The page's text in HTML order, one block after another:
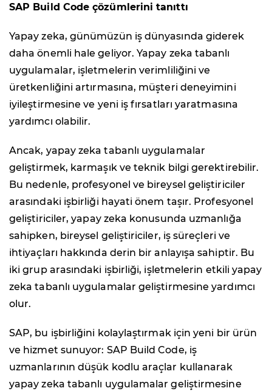
SAP Build Codeçözümlerini tanıttı
Yapay zeka, günümüzün iş dünyasında giderek
daha önemli hale geliyor. Yapay zeka tabanlı
uygulamalar, işletmelerin verimliliğini ve
üretkenliğini artırmasına, müşteri deneyimini
iyileştirmesine ve yeni iş fırsatları yaratmasına
yardımcı olabilir.
Ancak, yapay zeka tabanlı uygulamalar
geliştirmek, karmaşık ve teknik bilgi gerektirebilir.
Bu nedenle, profesyonel ve bireysel geliştiriciler
arasındaki işbirliği hayati önem taşır. Profesyonel
geliştiriciler, yapay zeka konusunda uzmanlığa
sahipken, bireysel geliştiriciler, iş süreçleri ve
ihtiyaçları hakkında derin bir anlayışa sahiptir. Bu
iki grup arasındaki işbirliği, işletmelerin etkili yapay
zeka tabanlı uygulamalar geliştirmesine yardımcı
olur.
SAP, bu işbirliğini kolaylaştırmak için yeni bir ürün
ve hizmet sunuyor: SAP Build Code, iş
uzmanlarının düşük kodlu araçlar kullanarak
yapay zeka tabanlı uygulamalar geliştirmesine